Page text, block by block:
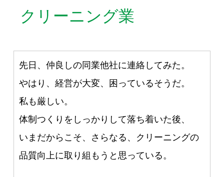
クリーニング業
先日、仲良しの同業他社に連絡してみた。
やはり、経営が大変、困っているそうだ。
私も厳しい。
体制つくりをしっかりして落ち着いた後、
いまだからこそ、さらなる、クリーニングの
品質向上に取り組もうと思っている。